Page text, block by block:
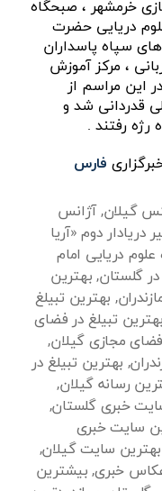
خرمشهر ، صبحگاه
دریایی حضرت
سپاه پاسداران
، مرکز آموزش
این مراسم از
قدردانی شد و
رفتند .
فارس
گیلان,آژانس
دریادار دوم «آریا
دریایی امام
در گلستان, بهترین
, بهترین تبیلغ
بهترین تبیلغ در فضای
مجازی گیلان,
, بهترین تبیلغ در
رسانه گیلان,
خبری گلستان,
سایت خبری
بهترین سایت گیلان,
خبری, بیشترین